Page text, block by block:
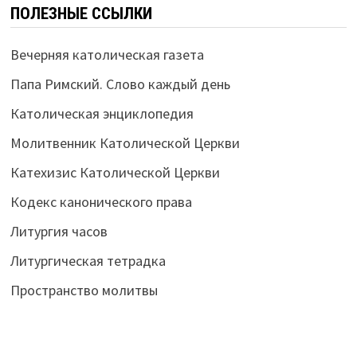
ПОЛЕЗНЫЕ ССЫЛКИ
Вечерняя католическая газета
Папа Римский. Слово каждый день
Католическая энциклопедия
Молитвенник Католической Церкви
Катехизис Католической Церкви
Кодекс канонического права
Литургия часов
Литургическая тетрадка
Пространство молитвы